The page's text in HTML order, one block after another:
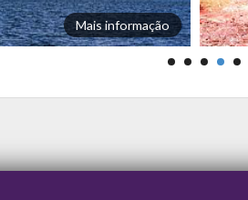
Mais informação